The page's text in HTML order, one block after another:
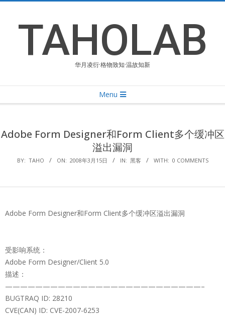
contentTAHOLAB
华月凌衍·格物致知·温故知新
Navigation
Menu
Adobe Form Designer和Form Client多个缓冲区
溢出漏洞
BY: TAHO ON: 2008年3月15日 IN: 黑客 WITH: 0 COMMENTS
Adobe Form Designer和Form Client多个缓冲区溢出漏洞
受影响系统：
Adobe Form Designer/Client 5.0
描述：
——————————————————————————–
BUGTRAQ ID: 28210
CVE(CAN) ID: CVE-2007-6253